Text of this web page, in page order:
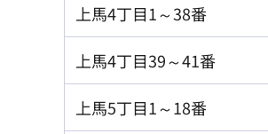
上馬4丁目1～38番
上馬4丁目39～41番
上馬5丁目1～18番